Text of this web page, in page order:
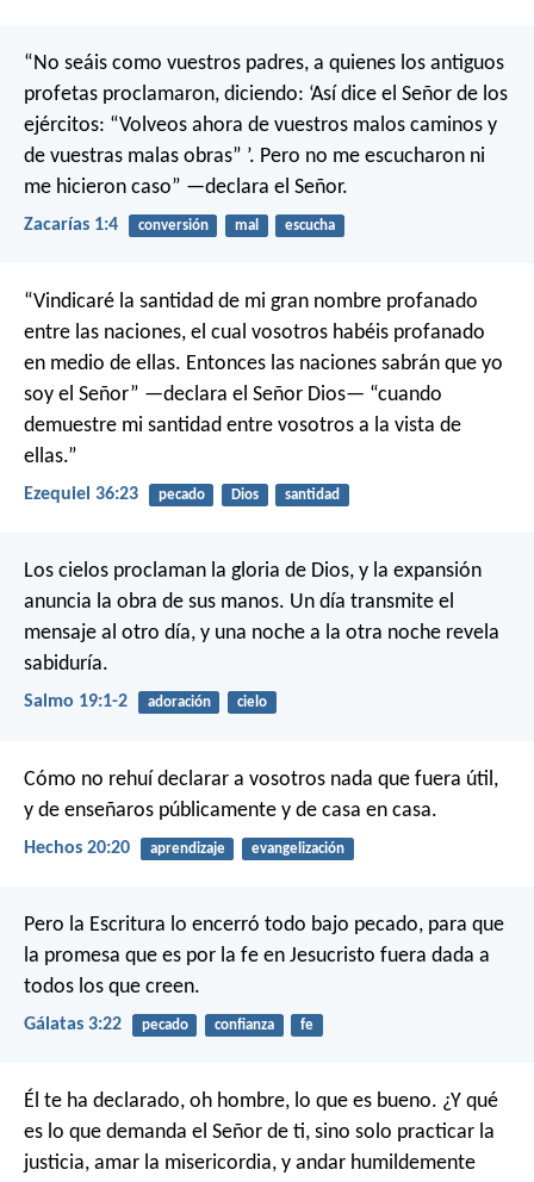
“No seáis como vuestros padres, a quienes los antiguos
profetas proclamaron, diciendo: ‘Así dice el Señor de los
ejércitos: “Volveos ahora de vuestros malos caminos y
de vuestras malas obras” ’. Pero no me escucharon ni
me hicieron caso” —declara el Señor.
Zacarías 1:4 conversión mal escucha
“Vindicaré la santidad de mi gran nombre profanado
entre las naciones, el cual vosotros habéis profanado
en medio de ellas. Entonces las naciones sabrán que yo
soy el Señor” —declara el Señor Dios— “cuando
demuestre mi santidad entre vosotros a la vista de
ellas.”
Ezequiel 36:23 pecado Dios santidad
Los cielos proclaman la gloria de Dios, y la expansión
anuncia la obra de sus manos. Un día transmite el
mensaje al otro día, y una noche a la otra noche revela
sabiduría.
Salmo 19:1-2 adoración cielo
Cómo no rehuí declarar a vosotros nada que fuera útil,
y de enseñaros públicamente y de casa en casa.
Hechos 20:20 aprendizaje evangelización
Pero la Escritura lo encerró todo bajo pecado, para que
la promesa que es por la fe en Jesucristo fuera dada a
todos los que creen.
Gálatas 3:22 pecado confianza fe
Él te ha declarado, oh hombre, lo que es bueno. ¿Y qué
es lo que demanda el Señor de ti, sino solo practicar la
justicia, amar la misericordia, y andar humildemente